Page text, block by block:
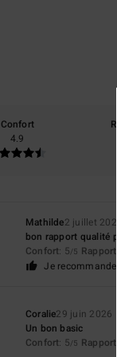
Confort
4.9
Mathilde2 juillet 2026
bon rapport qualité
Confort: 5/5
Je recommande
Coralie29 juin 2026
Un bon basic
Confort: 5/5